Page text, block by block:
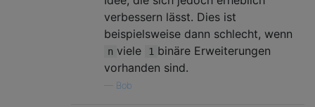
verbessern lässt. Dies ist
beispielsweise dann schlecht, wenn
n viele 1 binäre Erweiterungen
vorhanden sind.
Bob